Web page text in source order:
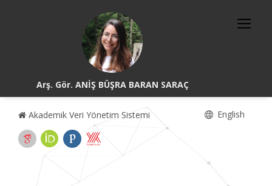
Arş. Gör. ANİŞ BÜŞRA BARAN SARAÇ
Akademik Veri Yönetim Sistemi English